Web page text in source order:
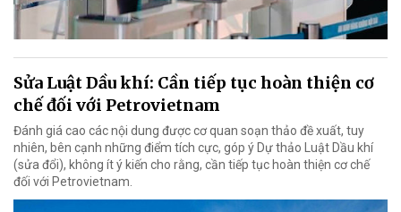
Sửa Luật Dầu khí: Cần tiếp tục hoàn thiện cơ
chế đối với Petrovietnam
Đánh giá cao các nội dung được cơ quan soạn thảo đề xuất, tuy
nhiên, bên cạnh những điểm tích cực, góp ý Dự thảo Luật Dầu khí
(sửa đổi), không ít ý kiến cho rằng, cần tiếp tục hoàn thiện cơ chế
đối với Petrovietnam.